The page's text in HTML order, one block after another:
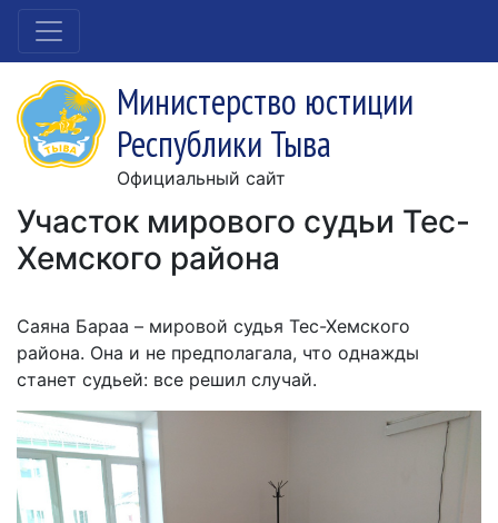
Министерство юстиции
Республики Тыва
Официальный сайт
Участок мирового судьи Тес-
Хемского района
Саяна Бараа – мировой судья Тес-Хемского
района. Она и не предполагала, что однажды
станет судьей: все решил случай.